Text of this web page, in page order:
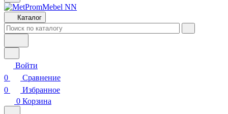
Каталог
Войти
0
Сравнение
0
Избранное
0 Корзина